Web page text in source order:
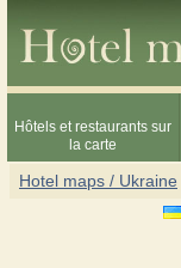
Hôtels et restaurants sur
la carte
Hotel maps / Ukraine